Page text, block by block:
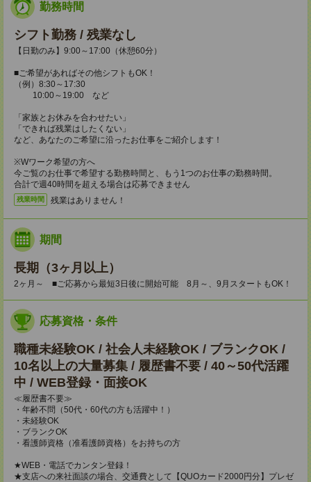
勤務時間
シフト勤務 / 残業なし
【日勤のみ】9:00～17:00（休憩60分）
■ご希望があればその他シフトもOK！
（例）8:30～17:30
10:00～19:00 など
「家族とお休みを合わせたい」
「できれば残業はしたくない」
など、あなたのご希望に沿ったお仕事をご紹介します！
※Wワーク希望の方へ
今ご覧のお仕事で希望する勤務時間と、もう1つのお仕事の勤務時間。
合計で週40時間を超える場合は応募できません
残業時間 残業はありません！
期間
長期（3ヶ月以上）
2ヶ月～ ■ご応募から最短3日後に開始可能 8月～、9月スタートもOK！
応募資格・条件
職種未経験OK / 社会人未経験OK / ブランクOK /
10名以上の大量募集 / 履歴書不要 / 40～50代活躍
中 / WEB登録・面接OK
≪履歴書不要≫
・年齢不問（50代・60代の方も活躍中！）
・未経験OK
・ブランクOK
・看護師資格（准看護師資格）をお持ちの方
★WEB・電話でカンタン登録！
★支店への来社面談の場合、交通費として【QUOカード2000円分】プレゼ